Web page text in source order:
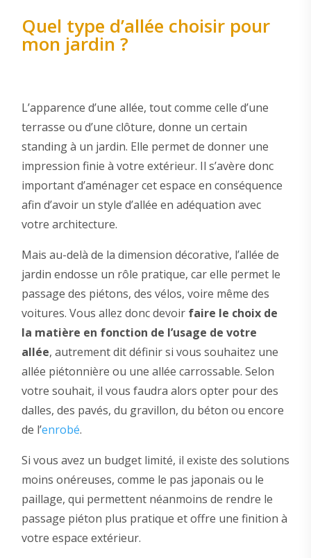
Quel type d’allée choisir pour
mon jardin ?
L’apparence d’une allée, tout comme celle d’une
terrasse ou d’une clôture, donne un certain
standing à un jardin. Elle permet de donner une
impression finie à votre extérieur. Il s’avère donc
important d’aménager cet espace en conséquence
afin d’avoir un style d’allée en adéquation avec
votre architecture.
Mais au-delà de la dimension décorative, l’allée de
jardin endosse un rôle pratique, car elle permet le
passage des piétons, des vélos, voire même des
voitures. Vous allez donc devoir faire le choix de
la matière en fonction de l’usage de votre
allée, autrement dit définir si vous souhaitez une
allée piétonnière ou une allée carrossable. Selon
votre souhait, il vous faudra alors opter pour des
dalles, des pavés, du gravillon, du béton ou encore
de l’enrobé.
Si vous avez un budget limité, il existe des solutions
moins onéreuses, comme le pas japonais ou le
paillage, qui permettent néanmoins de rendre le
passage piéton plus pratique et offre une finition à
votre espace extérieur.